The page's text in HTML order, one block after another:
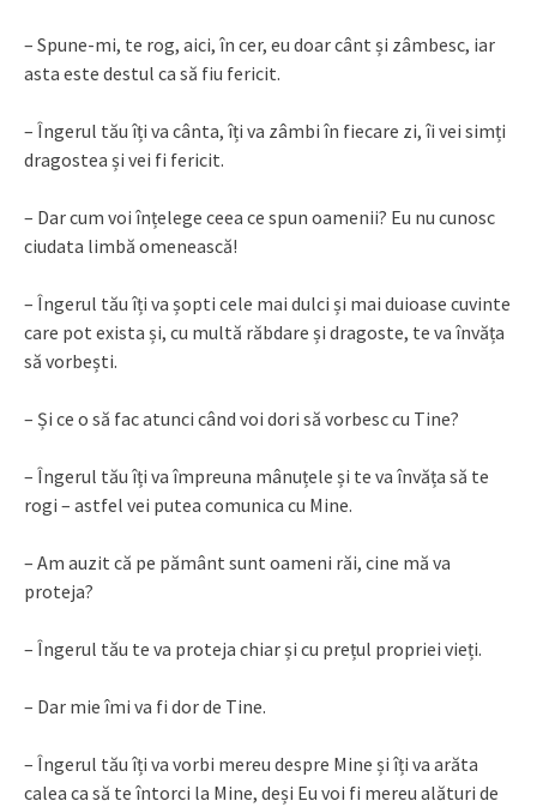
– Spune-mi, te rog, aici, în cer, eu doar cânt și zâmbesc, iar
asta este destul ca să fiu fericit.
– Îngerul tău îți va cânta, îți va zâmbi în fiecare zi, îi vei simți
dragostea și vei fi fericit.
– Dar cum voi înțelege ceea ce spun oamenii? Eu nu cunosc
ciudata limbă omenească!
– Îngerul tău îți va șopti cele mai dulci și mai duioase cuvinte
care pot exista și, cu multă răbdare și dragoste, te va învăța
să vorbești.
– Și ce o să fac atunci când voi dori să vorbesc cu Tine?
– Îngerul tău îți va împreuna mânuțele și te va învăța să te
rogi – astfel vei putea comunica cu Mine.
– Am auzit că pe pământ sunt oameni răi, cine mă va
proteja?
– Îngerul tău te va proteja chiar și cu prețul propriei vieți.
– Dar mie îmi va fi dor de Tine.
– Îngerul tău îți va vorbi mereu despre Mine și îți va arăta
calea ca să te întorci la Mine, deși Eu voi fi mereu alături de